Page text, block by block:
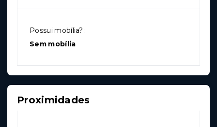
Possui mobília?:
Sem mobília
Proximidades